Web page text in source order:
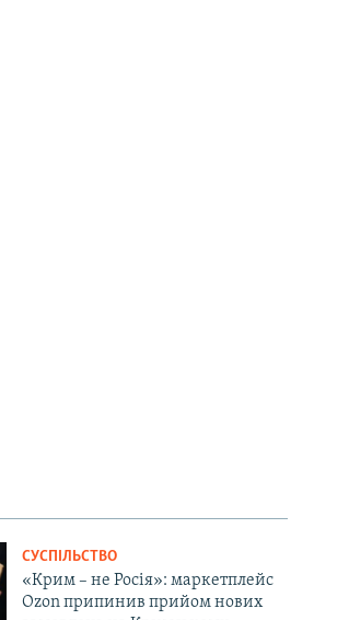
СУСПІЛЬСТВО
«Крим – не Росія»: маркетплейс
Ozon припинив прийом нових